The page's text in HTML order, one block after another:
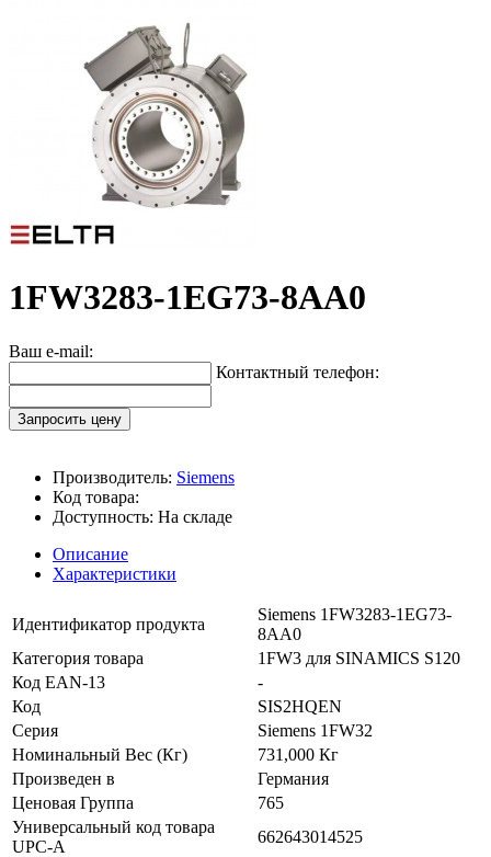
1FW3283-1EG73-8AA0
Ваш e-mail:
Контактный телефон:
Запросить цену
Производитель: Siemens
Код товара:
Доступность: На складе
Описание
Характеристики
Идентификатор продукта
Siemens 1FW3283-1EG73-
8AA0
Категория товара
1FW3 для SINAMICS S120
Код EAN-13
-
Код
SIS2HQEN
Серия
Siemens 1FW32
Номинальный Вес (Кг)
731,000 Кг
Произведен в
Германия
Ценовая Группа
765
Универсальный код товара
UPC-A
662643014525